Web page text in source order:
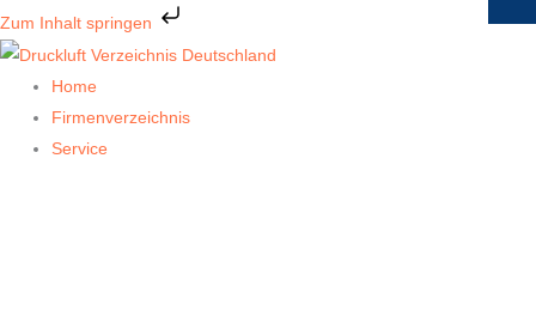
Zum Inhalt springen
Zum
Inhalt
springen
Home
Firmenverzeichnis
Service